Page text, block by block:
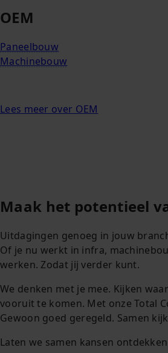
OEM
Paneelbouw
Machinebouw
Lees meer over OEM
Maak het potentieel
Uitdagingen genoeg in jouw
Of je nu werkt in infra,
werken. Zodat jij verder kunt.
We denken met je mee. Kijken
vooruit te komen. Met onze Total
Gewoon goed geregeld. Samen
Laten we samen kansen